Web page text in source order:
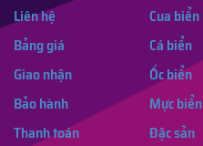
Liên hệ
Bảng giá
Giao nhận
Bảo hành
Thanh toán
Cua biển
Cá biển
Ốc biển
Mực biển
Đặc sản